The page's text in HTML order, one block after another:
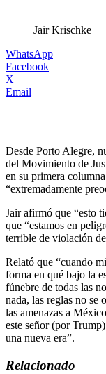
Jair Krischke
WhatsApp
Facebook
X
Email
Desde Porto Alegre,
del Movimiento de
en su primera
“extremadamente
Jair afirmó que “esto
que “estamos en
terrible de violación
Relató que “cuando
forma en qué bajo la
fúnebre de todas las
nada, las reglas no se
las amenazas a
este señor (por
una nueva era”.
Relacionado